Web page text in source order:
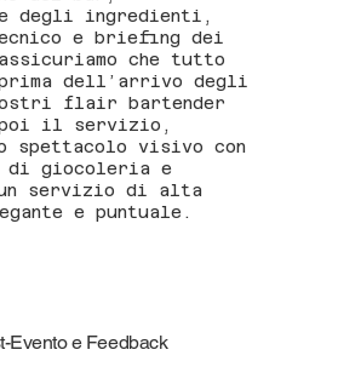
degli ingredienti,
e briefing dei
che tutto
dell’arrivo degli
flair bartender
poi il servizio,
spettacolo visivo con
di giocoleria e
un servizio di alta
e puntuale.
Evento e Feedback